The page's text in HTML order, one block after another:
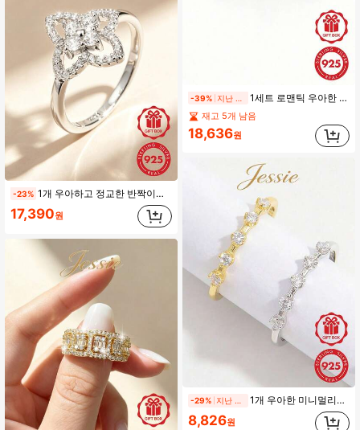
-23% 1개 우아하고 정교한 반짝이는 925 스털링 실버 지르코니아 클로버 디자인 중공 반지 여성 파티 선물
17,390원
-39% 1세트 로맨틱 우아한 반짝이는 925 실버 큐빅 지르코니아 물방울 & V자형 커플 반지, 그녀를 위한 이상적인 발렌타인 데이 & 기념일 선물
재고 5개 남음
18,636원
-29% 1개 우아한 미니멀리스트 세련된 925 스털링 실버 5-스톤 지르코니아 상감 반지, 데이트, 파티, 모임, 여행, 일상 착용에 적합하며 매력을 높여주는 선물
8,826원